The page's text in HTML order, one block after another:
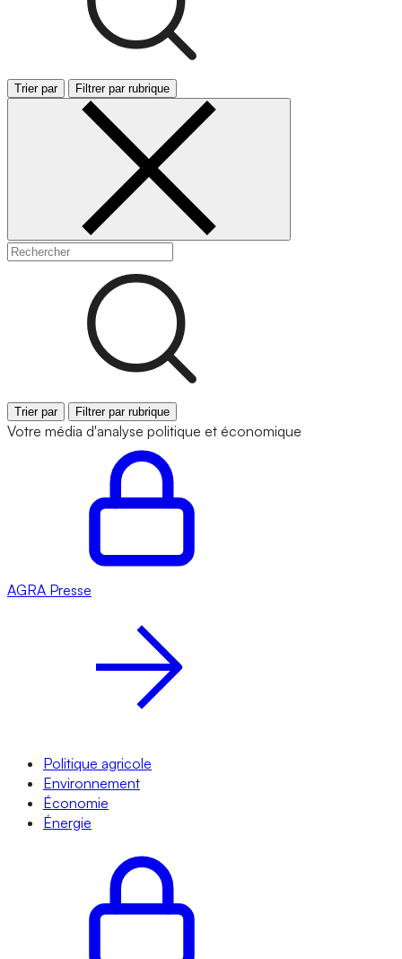
Trier par Filtrer par rubrique
Trier par Filtrer par rubrique
Votre média d'analyse politique et économique
AGRA Presse
Politique agricole
Environnement
Économie
Énergie